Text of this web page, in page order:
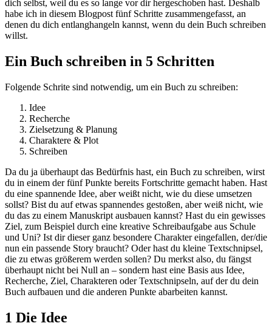
dich selbst, weil du es so lange vor dir hergeschoben hast. Deshalb
habe ich in diesem Blogpost fünf Schritte zusammengefasst, an
denen du dich entlanghangeln kannst, wenn du dein Buch schreiben
willst.
Ein Buch schreiben in 5 Schritten
Folgende Schrite sind notwendig, um ein Buch zu schreiben:
Idee
Recherche
Zielsetzung & Planung
Charaktere & Plot
Schreiben
Da du ja überhaupt das Bedürfnis hast, ein Buch zu schreiben, wirst
du in einem der fünf Punkte bereits Fortschritte gemacht haben. Hast
du eine spannende Idee, aber weißt nicht, wie du diese umsetzen
sollst? Bist du auf etwas spannendes gestoßen, aber weiß nicht, wie
du das zu einem Manuskript ausbauen kannst? Hast du ein gewisses
Ziel, zum Beispiel durch eine kreative Schreibaufgabe aus Schule
und Uni? Ist dir dieser ganz besondere Charakter eingefallen, der/die
nun ein passende Story braucht? Oder hast du kleine Textschnipsel,
die zu etwas größerem werden sollen? Du merkst also, du fängst
überhaupt nicht bei Null an – sondern hast eine Basis aus Idee,
Recherche, Ziel, Charakteren oder Textschnipseln, auf der du dein
Buch aufbauen und die anderen Punkte abarbeiten kannst.
1 Die Idee